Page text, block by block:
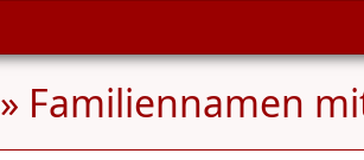
» Familiennamen